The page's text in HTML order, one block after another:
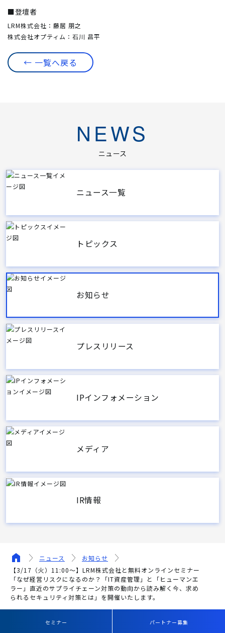
■登壇者
LRM株式会社：藤居 朋之
株式会社オプティム：石川 昌平
← 一覧へ戻る
NEWS
ニュース
ニュース一覧
トピックス
お知らせ
プレスリリース
IPインフォメーション
メディア
IR情報
ニュース
お知らせ
【3/17（火）11:00～】LRM株式会社と無料オンラインセミナー
「なぜ経営リスクになるのか？「IT資産管理」と「ヒューマンエ
ラー」直近のサプライチェーン対策の動向から読み解く今、求め
られるセキュリティ対策とは」を開催いたします。
セミナー パートナー募集